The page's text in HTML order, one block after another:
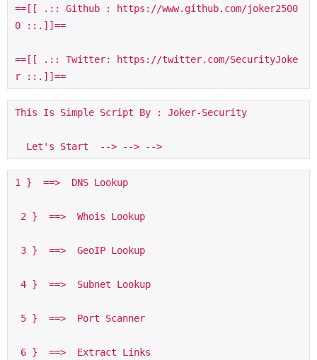
==[[ .:: Github : https://www.github.com/joker2500
0 ::.]]==
==[[ .:: Twitter: https://twitter.com/SecurityJoke
r ::.]]==
This Is Simple Script By : Joker-Security
  Let's Start  --> --> -->
1 }  ==>  DNS Lookup
2 }  ==>  Whois Lookup
3 }  ==>  GeoIP Lookup
4 }  ==>  Subnet Lookup
5 }  ==>  Port Scanner
6 }  ==>  Extract Links